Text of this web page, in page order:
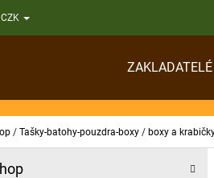
CZK
ZAKLADATELÉ
/ Tašky-batohy-pouzdra-boxy / boxy a